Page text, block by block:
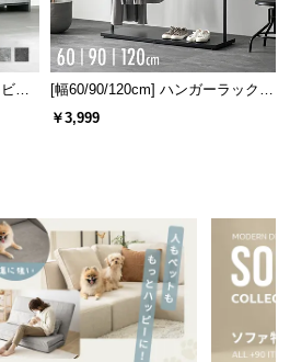
態 体圧分散されている状態
る
〇 負荷が分散
1つ1つのコイルが圧力を分散
身体の負担を軽減!
ボ
・
[幅60/90/120cm] ハンガーラック
スチール 4段階高さ調節 サイドフ
￥3,999